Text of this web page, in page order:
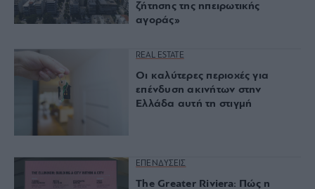
ζήτησης της ηπειρωτικής
αγοράς»
REAL ESTATE
Οι καλύτερες περιοχές για
επένδυση ακινήτων στην
Ελλάδα αυτή τη στιγμή
ΕΠΕΝΔΥΣΕΙΣ
The Greater Riviera: Πώς η